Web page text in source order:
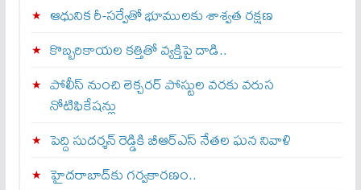
ఆధునిక రీ-సర్వేతో భూములకు శాశ్వత రక్షణ
కొబ్బరికాయల కత్తితో వ్యక్తిపై దాడి..
పోలీస్ నుంచి లెక్చరర్ పోస్టుల వరకు వరుస
నోటిఫికేషన్లు
పెద్ది సుదర్శన్ రెడ్డికి బీఆర్‌ఎస్ నేతల ఘన నివాళి
హైదరాబాద్‌కు గర్వకారణం..